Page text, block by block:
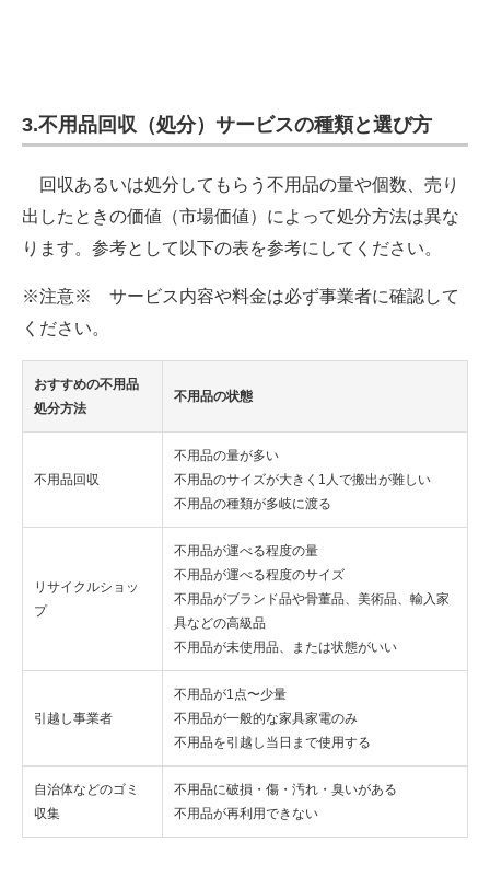
3.不用品回収（処分）サービスの種類と選び方
回収あるいは処分してもらう不用品の量や個数、売り
出したときの価値（市場価値）によって処分方法は異な
ります。参考として以下の表を参考にしてください。
※注意※ サービス内容や料金は必ず事業者に確認して
ください。
おすすめの不用品
処分方法
不用品の状態
不用品回収
不用品の量が多い
不用品のサイズが大きく1人で搬出が難しい
不用品の種類が多岐に渡る
リサイクルショッ
プ
不用品が運べる程度の量
不用品が運べる程度のサイズ
不用品がブランド品や骨董品、美術品、輸入家
具などの高級品
不用品が未使用品、または状態がいい
引越し事業者
不用品が1点〜少量
不用品が一般的な家具家電のみ
不用品を引越し当日まで使用する
自治体などのゴミ
収集
不用品に破損・傷・汚れ・臭いがある
不用品が再利用できない